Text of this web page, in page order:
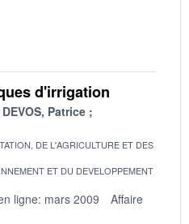
d'irrigation
DEVOS, Patrice
DE L'AGRICULTURE ET DES
ET DU DEVELOPPEMENT
ligne: mars 2009
Affaire